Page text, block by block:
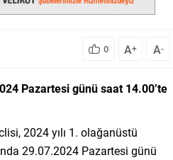
0 A+ A-
Pazartesi günü saat 14.00’te
2024 yılı 1. olağanüstü
29.07.2024 Pazartesi günü